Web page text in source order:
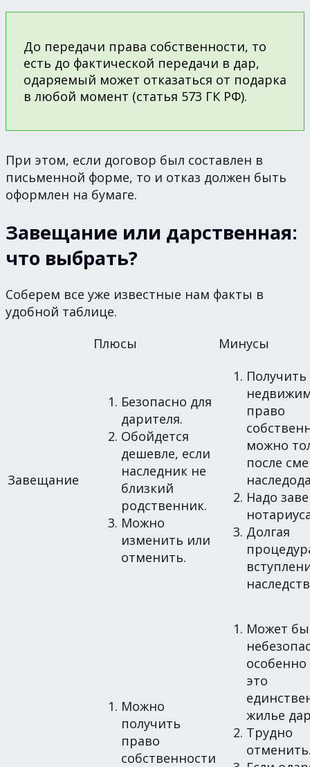
До передачи права собственности, то
есть до фактической передачи в дар,
одаряемый может отказаться от подарка
в любой момент (статья 573 ГК РФ).
При этом, если договор был составлен в
письменной форме, то и отказ должен быть
оформлен на бумаге.
Завещание или дарственная:
что выбрать?
Соберем все уже известные нам факты в
удобной таблице.
Плюсы
Минусы
Завещание
Безопасно для
дарителя.
Обойдется
дешевле, если
наследник не
близкий
родственник.
Можно
изменить или
отменить.
Получить
право
можно
после
Надо
Долгая
Можно
получить
право
собственности
Может
особенно
это
жилье
Трудно